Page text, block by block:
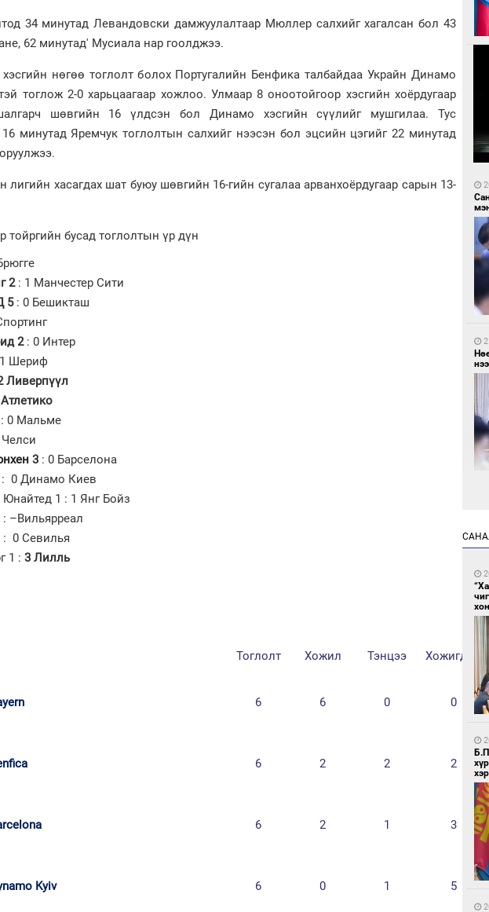
34 минутад Левандовски дамжуулалтаар Мюллер салхийг хагалсан бол 43
62 минутад′ Мусиала нар гоолджээ.
нөгөө тоглолт болох Португалийн Бенфика талбайдаа Украйн Динамо
тоглож 2-0 харьцаагаар хожлоо. Улмаар 8 оноотойгоор хэсгийн хоёрдугаар
шөвгийн 16 үлдсэн бол Динамо хэсгийн сүүлийг мушгилаа. Тус
16 минутад Яремчук тоглолтын салхийг нээсэн бол эцсийн цэгийг 22 минутад
лигийн хасагдах шат буюу шөвгийн 16-гийн сугалаа арванхоёрдугаар сарын 13-
тойргийн бусад тоглолтын үр дүн
2: 1 Манчестер Сити
5: 0 Бешикташ
2: 0 Интер
Шериф
Ливерпүүл
: 0 Мальме
3 : 0 Барселона
0 Динамо Киев
Юнайтед 1 : 1 Янг Бойз
–Вильярреал
: 0 Севилья
1 : 3 Лилль
Тоглолт Хожил Тэнцээ Хожигдол
6 6 0 0
6 2 2 2
6 2 1 3
Kyiv 6 0 1 5